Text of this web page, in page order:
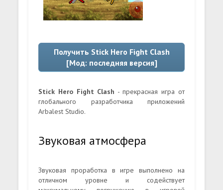
Получить Stick Hero Fight Clash
[Мод: последняя версия]
Stick Hero Fight Clash - прекрасная игра от
глобального разработчика приложений
Arbalest Studio.
Звуковая атмосфера
Звуковая проработка в игре выполнено на
отличном уровне и содействует